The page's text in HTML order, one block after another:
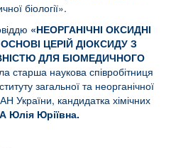
біології».
«НЕОРГАНІЧНІ ОКСИДНІ
ЦЕРІЙ ДІОКСИДУ З
ДЛЯ БІОМЕДИЧНОГО
старша наукова співробітниця
загальної та неорганічної
України, кандидатка хімічних
Юлія Юріївна.